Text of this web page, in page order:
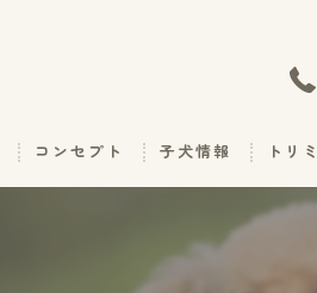
コンセプト 子犬情報 トリ